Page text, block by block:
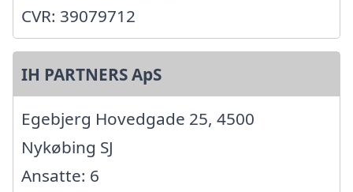
CVR: 39079712
IH PARTNERS ApS
Egebjerg Hovedgade 25, 4500
Nykøbing SJ
Ansatte: 6